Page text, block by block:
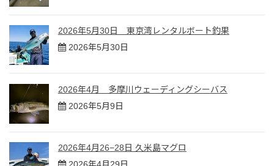
2026年5月30日 東京湾レンタルボート釣果
2026年5月30日
2026年4月 多摩川ウェーディングシーバス
2026年5月9日
2026年4月26−28日 久米島マグロ